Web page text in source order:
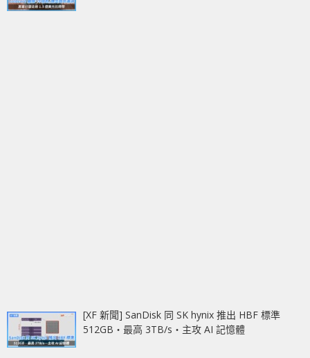
[XF 新聞] SanDisk 同 SK hynix 推出 HBF 標準
512GB‧最高 3TB/s‧主攻 AI 記憶體